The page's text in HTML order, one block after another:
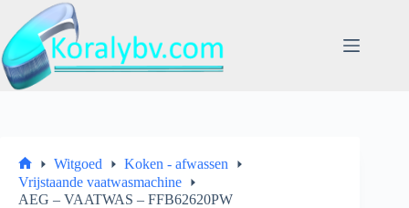
naar
de
inhoud
Home
Witgoed
Koken - afwassen
Vrijstaande vaatwasmachine
AEG – VAATWAS – FFB62620PW